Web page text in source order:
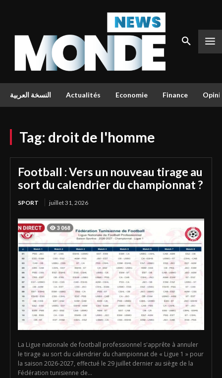
النسخة العربية Actualités Economie Finance
Tag: droit de l'homme
Football : Vers un nouveau tirage au
sort du calendrier du championnat ?
SPORT juillet 31, 2026
La Ligue nationale de football professionnel s'apprête à annuler
le tirage au sort du calendrier du championnat de « Ligue 1 » pour
la saison 2026-2027, effectué le 29 juillet dernier au siège de la
Fédération tunisienne de...